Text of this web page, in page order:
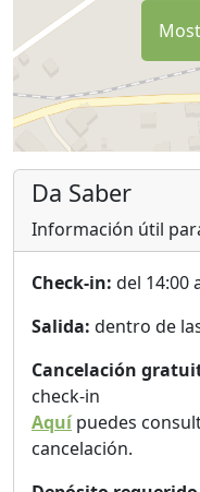
Da Saber
Información útil
Check-in: del 14:00
Salida: dentro de
Cancelación
check-in
Aquípuedes
cancelación.